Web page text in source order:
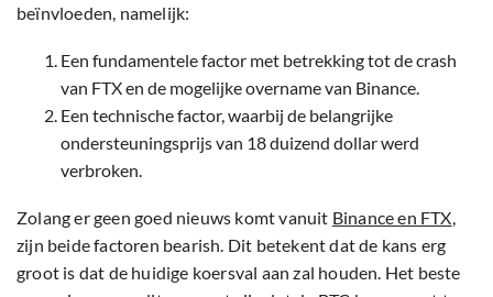
beïnvloeden, namelijk:
Een fundamentele factor met betrekking tot de crash
van FTX en de mogelijke overname van Binance.
Een technische factor, waarbij de belangrijke
ondersteuningsprijs van 18 duizend dollar werd
verbroken.
Zolang er geen goed nieuws komt vanuit Binance en FTX
zijn beide factoren bearish. Dit betekent dat de kans erg
groot is dat de huidige koersval aan zal houden. Het beste